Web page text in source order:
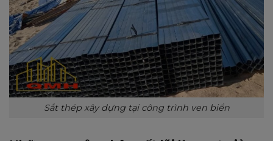
Sắt thép xây dựng tại công trình ven biển